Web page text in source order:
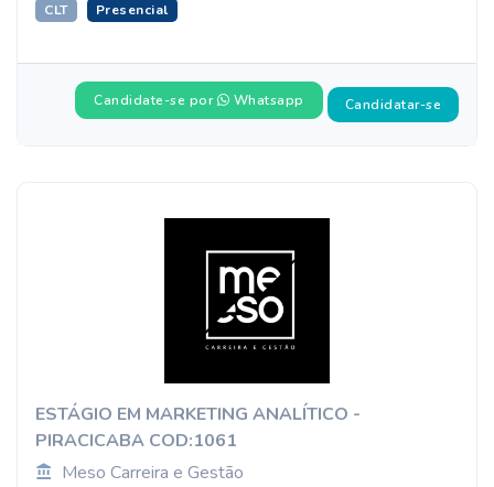
CLT Presencial
Candidate-se por Whatsapp Candidatar-se
ESTÁGIO EM MARKETING ANALÍTICO -
PIRACICABA COD:1061
Meso Carreira e Gestão